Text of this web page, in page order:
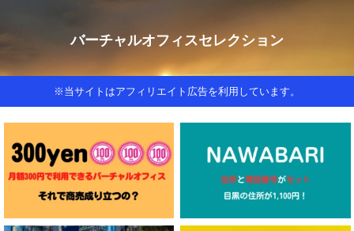
バーチャルオフィスセレクション
※当サイトはアフィリエイト広告を利用しています。